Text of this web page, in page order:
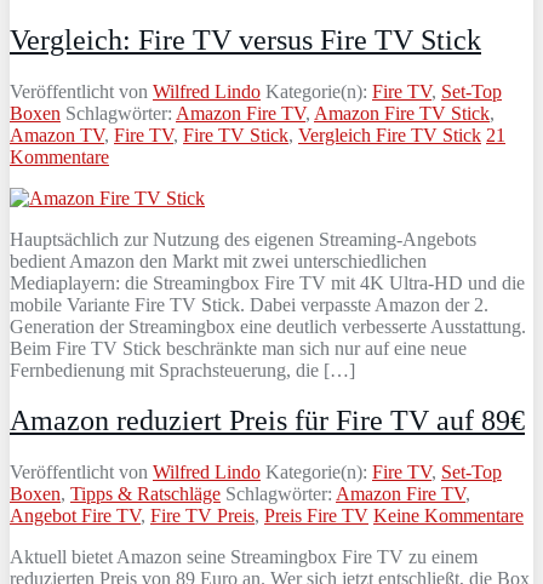
Vergleich: Fire TV versus Fire TV Stick
Veröffentlicht von Wilfred Lindo Kategorie(n): Fire TV, Set-Top
Boxen Schlagwörter: Amazon Fire TV, Amazon Fire TV Stick,
Amazon TV, Fire TV, Fire TV Stick, Vergleich Fire TV Stick 21
Kommentare
Hauptsächlich zur Nutzung des eigenen Streaming-Angebots
bedient Amazon den Markt mit zwei unterschiedlichen
Mediaplayern: die Streamingbox Fire TV mit 4K Ultra-HD und die
mobile Variante Fire TV Stick. Dabei verpasste Amazon der 2.
Generation der Streamingbox eine deutlich verbesserte Ausstattung.
Beim Fire TV Stick beschränkte man sich nur auf eine neue
Fernbedienung mit Sprachsteuerung, die […]
Amazon reduziert Preis für Fire TV auf 89€
Veröffentlicht von Wilfred Lindo Kategorie(n): Fire TV, Set-Top
Boxen, Tipps & Ratschläge Schlagwörter: Amazon Fire TV,
Angebot Fire TV, Fire TV Preis, Preis Fire TV Keine Kommentare
Aktuell bietet Amazon seine Streamingbox Fire TV zu einem
reduzierten Preis von 89 Euro an. Wer sich jetzt entschließt, die Box